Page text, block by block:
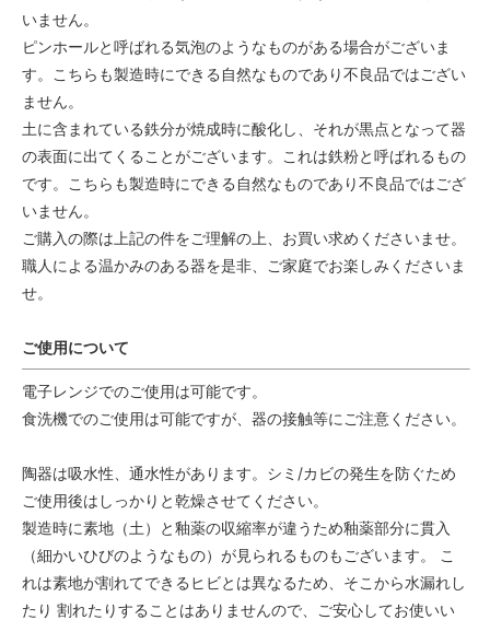
いません。
ピンホールと呼ばれる気泡のようなものがある場合がございま
す。こちらも製造時にできる自然なものであり不良品ではござい
ません。
土に含まれている鉄分が焼成時に酸化し、それが黒点となって器
の表面に出てくることがございます。これは鉄粉と呼ばれるもの
です。こちらも製造時にできる自然なものであり不良品ではござ
いません。
ご購入の際は上記の件をご理解の上、お買い求めくださいませ。
職人による温かみのある器を是非、ご家庭でお楽しみくださいま
せ。
ご使用について
電子レンジでのご使用は可能です。
食洗機でのご使用は可能ですが、器の接触等にご注意ください。
陶器は吸水性、通水性があります。シミ/カビの発生を防ぐため
ご使用後はしっかりと乾燥させてください。
製造時に素地（土）と釉薬の収縮率が違うため釉薬部分に貫入
（細かいひびのようなもの）が見られるものもございます。 こ
れは素地が割れてできるヒビとは異なるため、そこから水漏れし
たり 割れたりすることはありませんので、ご安心してお使いい